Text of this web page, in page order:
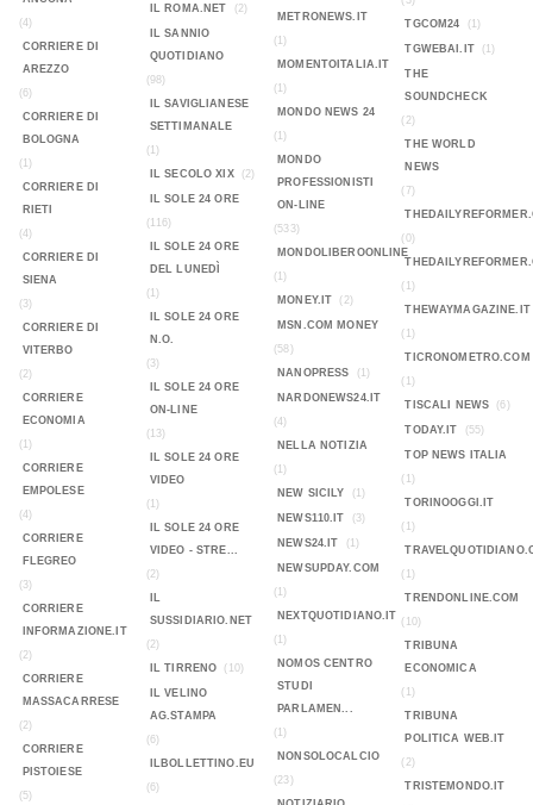
(4)
CORRIERE DI
AREZZO
(6)
CORRIERE DI
BOLOGNA
(1)
CORRIERE DI
RIETI
(4)
CORRIERE DI
SIENA
(3)
CORRIERE DI
VITERBO
(2)
CORRIERE
ECONOMIA
(1)
CORRIERE
EMPOLESE
(4)
CORRIERE
FLEGREO
(3)
CORRIERE
INFORMAZIONE.IT
(2)
CORRIERE
MASSACARRESE
(2)
CORRIERE
PISTOIESE
(5)
IL ROMA.NET (2)
IL SANNIO
QUOTIDIANO
(98)
IL SAVIGLIANESE
SETTIMANALE
(1)
IL SECOLO XIX
(2)
IL SOLE 24 ORE
(116)
IL SOLE 24 ORE
DEL LUNEDÌ
(1)
IL SOLE 24 ORE
N.O.
(3)
IL SOLE 24 ORE
ON-LINE
(13)
IL SOLE 24 ORE
VIDEO
(1)
IL SOLE 24 ORE
VIDEO - STRE...
(2)
IL
SUSSIDIARIO.NET
(2)
IL TIRRENO
(10)
IL VELINO
AG.STAMPA
(6)
ILBOLLETTINO.EU
(6)
METRONEWS.IT
(1)
MOMENTOITALIA.IT
(1)
MONDO NEWS 24
(1)
MONDO
PROFESSIONISTI
ON-LINE
(533)
MONDOLIBEROONLINE
(1)
MONEY.IT
(2)
MSN.COM MONEY
(58)
NANOPRESS
(1)
NARDONEWS24.IT
(4)
NELLA NOTIZIA
(1)
NEW SICILY
(1)
NEWS110.IT (3)
NEWS24.IT (1)
NEWSUPDAY.COM
(1)
NEXTQUOTIDIANO.IT
(1)
NOMOS CENTRO
STUDI
PARLAMEN...
(1)
NONSOLOCALCIO
(23)
TGCOM24
(1)
TGWEBAI.IT (1)
THE
SOUNDCHECK
(2)
THE WORLD
NEWS
(7)
(0)
(1)
THEWAYMAGAZINE.IT
(1)
TICRONOMETRO.COM
(1)
TISCALI NEWS
(6)
TODAY.IT (55)
TOP NEWS ITALIA
(1)
TORINOOGGI.IT
(1)
(1)
TRENDONLINE.COM
(10)
TRIBUNA
ECONOMICA
(1)
TRIBUNA
POLITICA WEB.IT
(2)
TRISTEMONDO.IT